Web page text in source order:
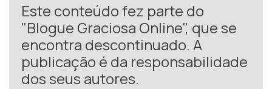
Este conteúdo fez parte do
"Blogue Graciosa Online", que se
encontra descontinuado. A
publicação é da responsabilidade
dos seus autores.